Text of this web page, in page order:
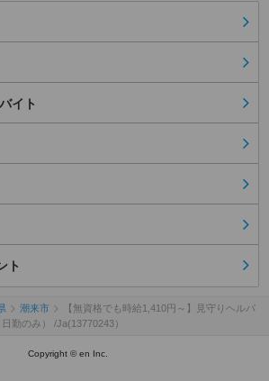
イト
ト
潮来市
【無資格でも時給1,410円～】見守りヘルパ
勤のみ） /Ja(13770243）
Copyright © en Inc.